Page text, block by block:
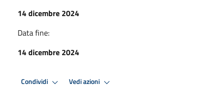
14 dicembre 2024
Data fine:
14 dicembre 2024
Condividi Vedi azioni